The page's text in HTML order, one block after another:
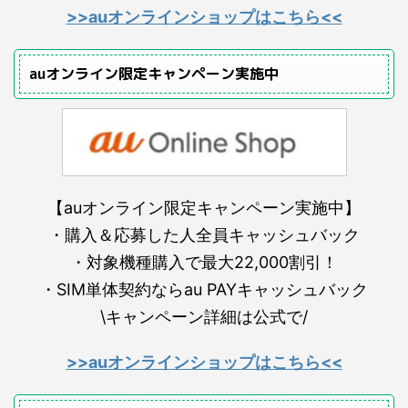
>>auオンラインショップはこちら<<
auオンライン限定キャンペーン実施中
【auオンライン限定キャンペーン実施中】
・購入＆応募した人全員キャッシュバック
・対象機種購入で最大22,000割引！
・SIM単体契約ならau PAYキャッシュバック
\キャンペーン詳細は公式で/
>>auオンラインショップはこちら<<